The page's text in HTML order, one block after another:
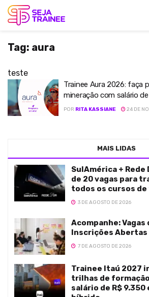
Tag: aura
teste
Trainee Aura 2026: faça
mineração com salário
POR RITA KASSIANE 24 DE
MAIS LIDAS
SulAmérica + Rede
de 20 vagas para
todos os cursos
3 DE AGOSTO DE 2026
Acompanhe: Vagas
Inscrições Abertas
7 DE AGOSTO DE 2026
Trainee Itaú 2027
trilhas de
salário de R$